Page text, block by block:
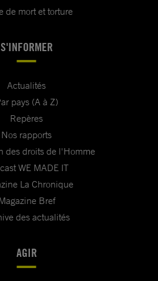
de mort et torture
S'INFORMER
Actualités
pays (A à Z)
Repères
Nos rapports
des droits de l'Homme
WE MADE IT
La Chronique
Bref
des actualités
AGIR